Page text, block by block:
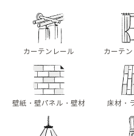
カーテンレール カーテ
壁紙・壁パネル・壁材 床材・